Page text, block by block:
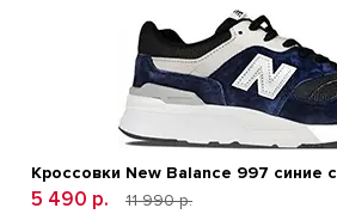
Кроссовки New Balance 997 синие
5 490 р.
11 990 р.